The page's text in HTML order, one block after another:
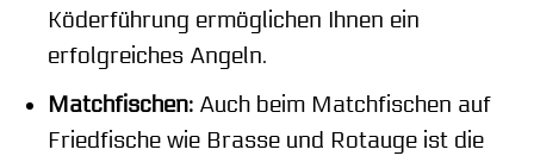
Köderführung ermöglichen Ihnen ein
erfolgreiches Angeln.
Matchfischen:Auch beim Matchfischen auf
Friedfische wie Brasse und Rotauge ist die